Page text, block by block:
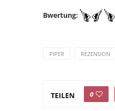
Bwertung:
PIPER REZENSION
TEILEN 0